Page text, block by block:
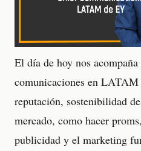
El día de hoy nos
comunicaciones en LATAM
reputación, sostenibilidad
mercado, como hacer
publicidad y el marketing